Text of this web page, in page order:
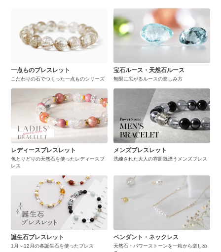
一点ものブレスレット
こだわりの石でつくった一点ものシリーズ
宝石ルース・天然石ルース
無限に広がるルースの楽しみ方
レディースブレスレット
色とりどりの天然石を使ったレディースブ
レス
メンズブレスレット
洗練された大人の雰囲気漂うメンズブレス
誕生石ブレスレット
1月～12月の各誕生石を使ったブレス
ペンダント・ネックレス
天然石・パワーストーンを一粒から楽しめ